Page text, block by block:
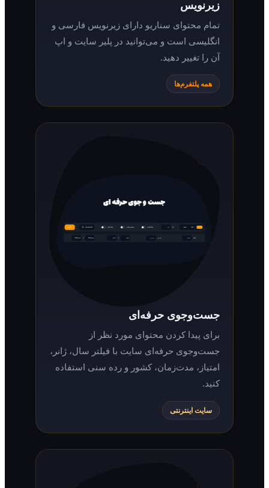
تمام محتوای سناریو دارای زیرنویس فارسی و
انگلیسی است و می‌توانید در پلیر سایت و اپ
آن را تغییر دهید.
همه پلتفرم‌ها
جست‌وجوی حرفه‌ای
برای پیدا کردن محتوای مورد نظر از
جست‌وجوی حرفه‌ای سایت با فیلتر سال، ژانر،
امتیاز، مدت‌زمان، کشور و رده سنی استفاده
سایت اینترنتی